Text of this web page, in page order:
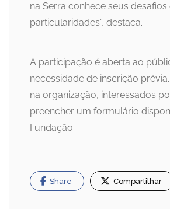
na Serra conhece seus desafios
particularidades”, destaca.
A participação é aberta ao
necessidade de inscrição
na organização, interessados
preencher um formulário
Fundação.
Share Compartilhar